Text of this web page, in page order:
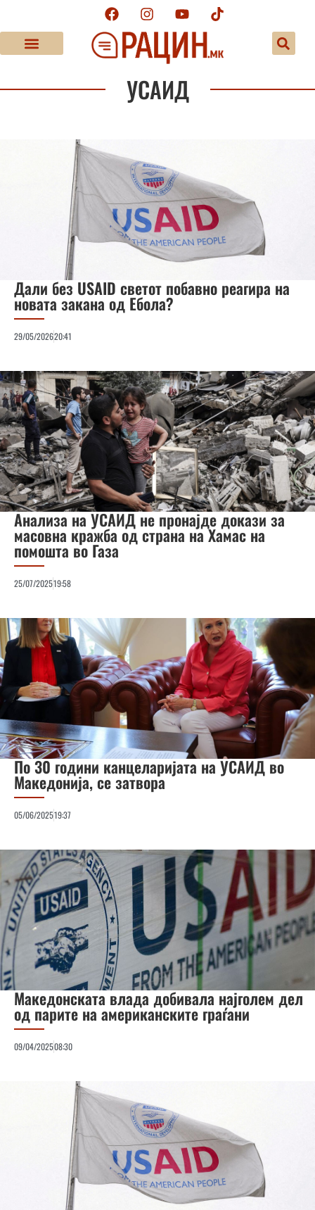
УСАИД
Дали без USAID светот побавно реагира на
новата закана од Ебола?
29/05/202620:41
Анализа на УСАИД не пронајде докази за
масовна кражба од страна на Хамас на
помошта во Газа
25/07/202519:58
По 30 години канцеларијата на УСАИД во
Македонија, се затвора
05/06/202519:37
Македонската влада добивала најголем дел
од парите на американските граѓани
09/04/202508:30